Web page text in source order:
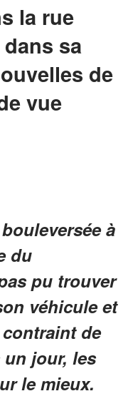
la rue
sa
de
vue
à
du
pu trouver
véhicule et
de
un jour, les
le mieux.